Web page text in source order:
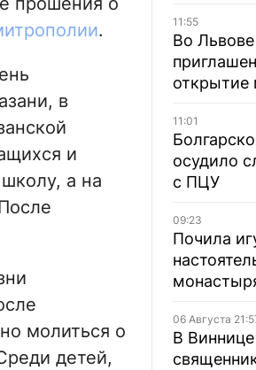
.
в
и
а на
молиться о
детей,
11:55
Во
открытие
11:01
осудило
с ПЦУ
09:23
Почила
06 Августа
В